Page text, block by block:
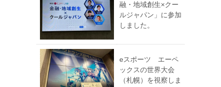
融・地域創生×クー
ルジャパン」に参加
しました。
eスポーツ エーペ
ックスの世界大会
（札幌）を視察しま